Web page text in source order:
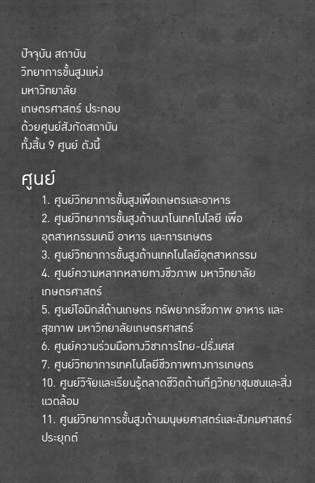
ปัจจุบัน สถาบัน
วิทยาการขั้นสูงแห่ง
มหาวิทยาลัย
เกษตรศาสตร์ ประกอบ
ด้วยศูนย์สังกัดสถาบัน
ทั้งสิ้น 9 ศูนย์ ดังนี้
ศูนย์
1. ศูนย์วิทยาการขั้นสูงเพื่อเกษตรและอาหาร
2. ศูนย์วิทยาการขั้นสูงด้านนาโนเทคโนโลยี เพื่อ
อุตสาหกรรมเคมี อาหาร และการเกษตร
3. ศูนย์วิทยาการขั้นสูงด้านเทคโนโลยีอุตสาหกรรม
4. ศูนย์ความหลากหลายทางชีวภาพ มหาวิทยาลัย
เกษตรศาสตร์
5. ศูนย์โอมิกส์ด้านเกษตร ทรัพยากรชีวภาพ อาหาร และ
สุขภาพ มหาวิทยาลัยเกษตรศาสตร์
6. ศูนย์ความร่วมมือทางวิชาการไทย-ฝรั่งเศส
7. ศูนย์วิทยาการเทคโนโลยีชีวภาพทางการเกษตร
10. ศูนย์วิจัยและเรียนรู้ตลาดชีวิตด้านกีฏวิทยาชุมชนและสิ่ง
แวดล้อม
11. ศูนย์วิทยาการขั้นสูงด้านมนุษยศาสตร์และสังคมศาสตร์
ประยุกต์